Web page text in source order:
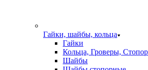
Гайки, шайбы, кольца
Гайки
Кольца, Гроверы,
Шайбы